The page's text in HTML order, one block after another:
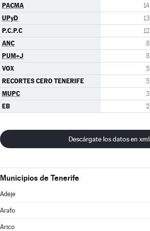
PACMA 14
UPyD 13
P.C.P.C 12
ANC 8
PUM+J 8
VOX 5
RECORTES CERO TENERIFE 5
MUPC 3
EB 2
Descárgate los datos en xml
Municipios de Tenerife
Adeje
Arafo
Arico